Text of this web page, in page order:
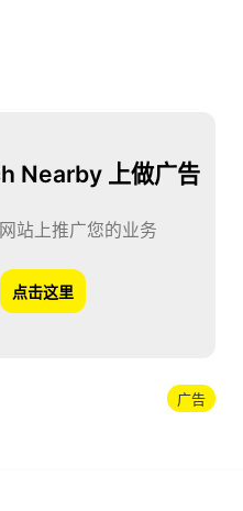
Nearby 上做广告
站上推广您的业务
点击这里
广告